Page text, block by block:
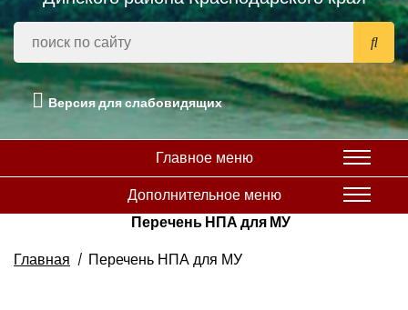
Версия для слабовидящих
Главное меню
Дополнительное меню
Перечень НПА для МУ
Главная
Перечень НПА для МУ